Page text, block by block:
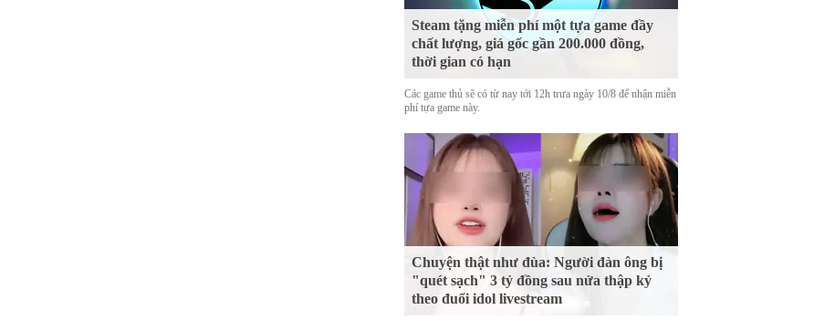
Steam tặng miễn phí một tựa game đầy
chất lượng, giá gốc gần 200.000 đồng,
thời gian có hạn
Các game thủ sẽ có từ nay tới 12h trưa ngày 10/8 để nhận miễn
phí tựa game này.
Chuyện thật như đùa: Người đàn ông bị
"quét sạch" 3 tỷ đồng sau nửa thập kỷ
theo đuổi idol livestream